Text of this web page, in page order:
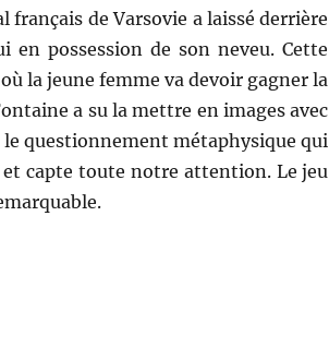
français de Varsovie a laissé derrière
possession de son neveu. Cette
la jeune femme va devoir gagner la
a su la mettre en images avec
questionnement métaphysique qui
capte toute notre attention. Le jeu